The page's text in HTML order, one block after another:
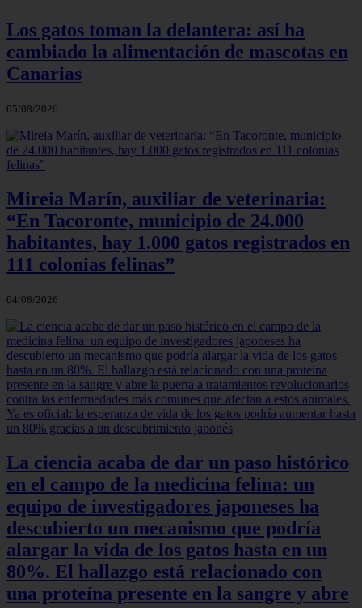
Los gatos toman la delantera: así ha
cambiado la alimentación de mascotas en
Canarias
05/08/2026
Mireia Marín, auxiliar de veterinaria:
“En Tacoronte, municipio de 24.000
habitantes, hay 1.000 gatos registrados en
111 colonias felinas”
04/08/2026
La ciencia acaba de dar un paso histórico
en el campo de la medicina felina: un
equipo de investigadores japoneses ha
descubierto un mecanismo que podría
alargar la vida de los gatos hasta en un
80%. El hallazgo está relacionado con
una proteína presente en la sangre y abre